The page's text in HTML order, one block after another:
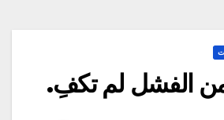
الفشل لم تكفِ.